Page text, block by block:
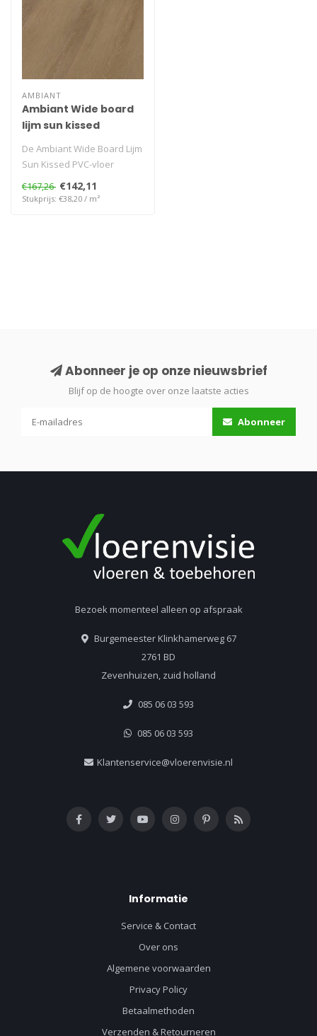
AMBIANT
Ambiant Wide board
lijm sun kissed
De Ambiant Wide Board Lijm
Sun Kissed PVC-vloer
zonnige h..
€167,26 €142,11
Stukprijs: €38,20 / m²
Abonneer je op onze nieuwsbrief
Blijf op de hoogte over onze laatste acties
Abonneer
Bezoek momenteel alleen op afspraak
Burgemeester Klinkhamerweg 67
2761 BD
Zevenhuizen, zuid holland
085 06 03 593
085 06 03 593
Klantenservice@vloerenvisie.nl
Informatie
Service & Contact
Over ons
Algemene voorwaarden
Privacy Policy
Betaalmethoden
Verzenden & Retourneren